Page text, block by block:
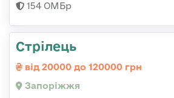
154 ОМБр
Стрілець
від 20000 до 120000 грн
Запоріжжя